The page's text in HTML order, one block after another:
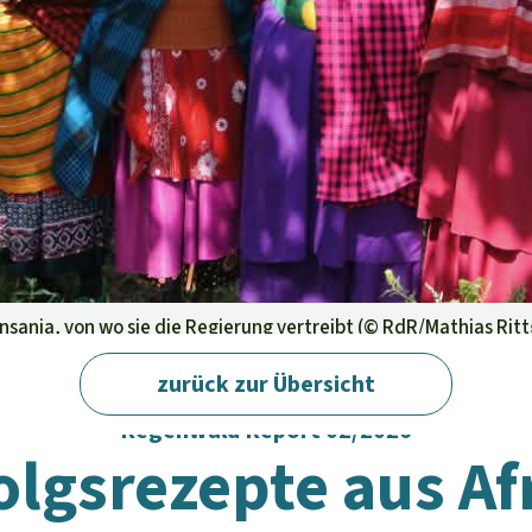
von wo sie die Regierung vertreibt (© RdR/Mathias
zurück zur Übersicht
Regenwald Report 02/2026
aus